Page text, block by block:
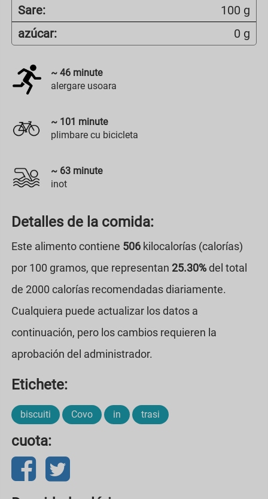
Sare:
100 g
azúcar:
0 g
~ 46 minute
alergare usoara
~ 101 minute
plimbare cu bicicleta
~ 63 minute
inot
Detalles de la comida:
Este alimento contiene 506 kilocalorías (calorías)
por 100 gramos, que representan 25.30%del total
de 2000 calorías recomendadas diariamente.
Cualquiera puede actualizar los datos a
continuación, pero los cambios requieren la
aprobación del administrador.
Etichete:
biscuiti Covo in trasi
cuota: